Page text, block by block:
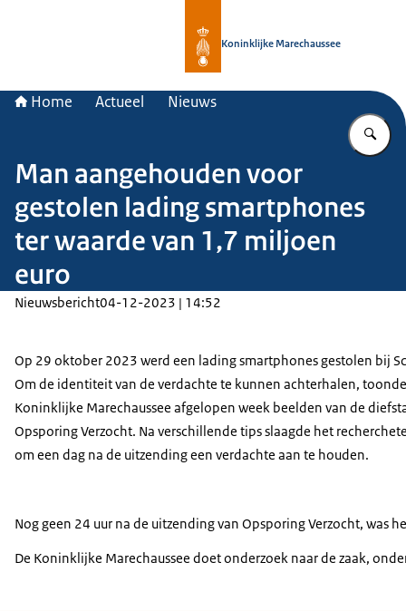
Koninklijke Marechaussee
Home Actueel Nieuws
Man aangehouden voor
gestolen lading smartphones
ter waarde van 1,7 miljoen
euro
Nieuwsbericht04-12-2023 | 14:52
Op 29 oktober 2023 werd een lading smartphones gestolen bij
Om de identiteit van de verdachte te kunnen achterhalen,
Koninklijke Marechaussee afgelopen week beelden van de
Opsporing Verzocht. Na verschillende tips slaagde het
om een dag na de uitzending een verdachte aan te houden.
Nog geen 24 uur na de uitzending van Opsporing Verzocht,
De Koninklijke Marechaussee doet onderzoek naar de zaak,